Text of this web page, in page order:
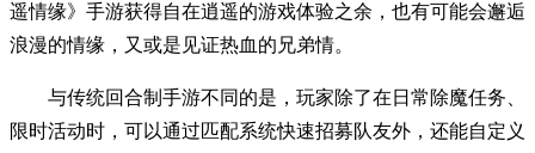
遥情缘》手游获得自在逍遥的游戏体验之余，也有可能会邂逅
浪漫的情缘，又或是见证热血的兄弟情。
与传统回合制手游不同的是，玩家除了在日常除魔任务、
限时活动时，可以通过匹配系统快速招募队友外，还能自定义